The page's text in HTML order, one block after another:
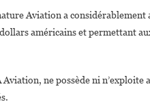
Aviation a
américains et permettant
ne possède ni